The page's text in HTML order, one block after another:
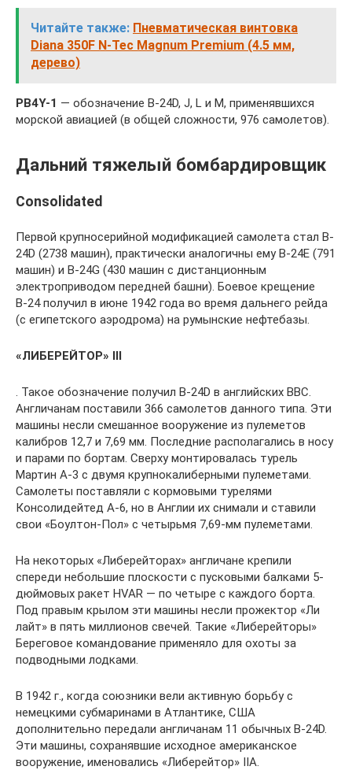
Читайте также: Пневматическая винтовка
Diana 350F N-Tec Magnum Premium (4.5 мм,
дерево)
PB4Y-1 — обозначение B-24D, J, L и М, применявшихся
морской авиацией (в общей сложности, 976 самолетов).
Дальний тяжелый бомбардировщик
Consolidated
Первой крупносерийной модификацией самолета стал B-
24D (2738 машин), практически аналогичны ему В-24Е (791
машин) и B-24G (430 машин с дистанционным
электроприводом передней башни). Боевое крещение
В-24 получил в июне 1942 года во время дальнего рейда
(с египетского аэродрома) на румынские нефтебазы.
«ЛИБЕРЕЙТОР» III
. Такое обозначение получил B-24D в английских ВВС.
Англичанам поставили 366 самолетов данного типа. Эти
машины несли смешанное вооружение из пулеметов
калибров 12,7 и 7,69 мм. Последние располагались в носу
и парами по бортам. Сверху монтировалась турель
Мартин А-3 с двумя крупнокалиберными пулеметами.
Самолеты поставляли с кормовыми турелями
Консолидейтед А-6, но в Англии их снимали и ставили
свои «Боултон-Пол» с четырьмя 7,69-мм пулеметами.
На некоторых «Либерейторах» англичане крепили
спереди небольшие плоскости с пусковыми балками 5-
дюймовых ракет HVAR — по четыре с каждого борта.
Под правым крылом эти машины несли прожектор «Ли
лайт» в пять миллионов свечей. Такие «Либерейторы»
Береговое командование применяло для охоты за
подводными лодками.
В 1942 г., когда союзники вели активную борьбу с
немецкими субмаринами в Атлантике, США
дополнительно передали англичанам 11 обычных B-24D.
Эти машины, сохранявшие исходное американское
вооружение, именовались «Либерейтор» IIA.